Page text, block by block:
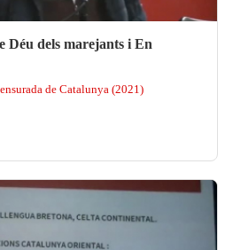
Déu dels marejants i En
de Catalunya (2021)